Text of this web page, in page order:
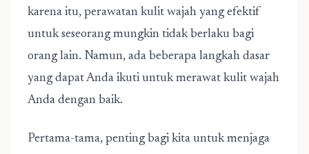
karena itu, perawatan kulit wajah yang efektif
untuk seseorang mungkin tidak berlaku bagi
orang lain. Namun, ada beberapa langkah dasar
yang dapat Anda ikuti untuk merawat kulit wajah
Anda dengan baik.
Pertama-tama, penting bagi kita untuk menjaga